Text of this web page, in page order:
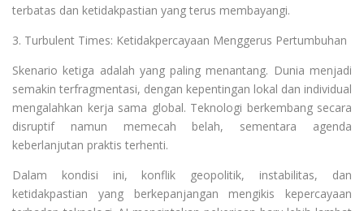
terbatas dan ketidakpastian yang terus membayangi.
3. Turbulent Times: Ketidakpercayaan Menggerus Pertumbuhan
Skenario ketiga adalah yang paling menantang. Dunia menjadi
semakin terfragmentasi, dengan kepentingan lokal dan individual
mengalahkan kerja sama global. Teknologi berkembang secara
disruptif namun memecah belah, sementara agenda
keberlanjutan praktis terhenti.
Dalam kondisi ini, konflik geopolitik, instabilitas, dan
ketidakpastian yang berkepanjangan mengikis kepercayaan